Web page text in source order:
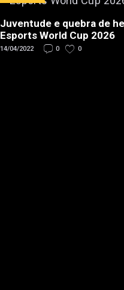
Juventude e quebra de
Esports World Cup 2026
14/04/2022 0 0